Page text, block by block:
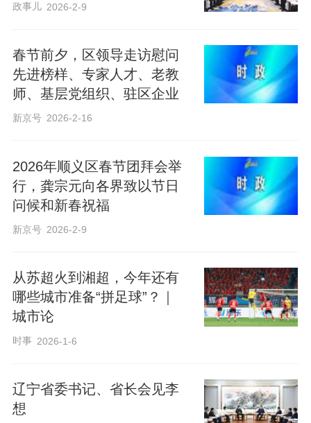
政事儿 2026-2-9
春节前夕，区领导走访慰问
先进榜样、专家人才、老教
师、基层党组织、驻区企业
新京号 2026-2-16
2026年顺义区春节团拜会举
行，龚宗元向各界致以节日
问候和新春祝福
新京号 2026-2-9
从苏超火到湘超，今年还有
哪些城市准备“拼足球”？｜
城市论
时事 2026-1-6
辽宁省委书记、省长会见李
想